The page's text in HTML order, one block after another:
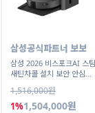
삼성공식파트너 보보
삼성 2026 비스포크AI 스팀
새틴차콜 설치 보안 안심
1,516,000원
1%1,504,000원